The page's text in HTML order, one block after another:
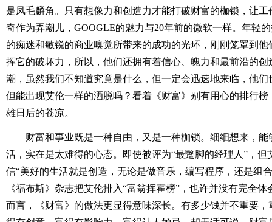
是凤毛麟角。只有想像力和创造力才能打破财富的枷锁，让
奇作为弄潮儿，GOOGLE的魅力与20年前的微软一样。年轻
的痴迷和敏锐的商业嗅觉所带来的成功的光环，刚刚笼罩到
挥它的破坏力，所以，他们还拥有着信心、魄力和最前沿的
潮，虽然我们不知道究竟是什么，但一定会迅速地来临，他
但能出现艾伦一样的洒脱吗？看着《财富》别有用心的排行
雄日后的苍凉。
财富和事业既是一种自由，又是一种枷锁。细细想来，
活，实在是太难得的心态。即使被评为“最蹩脚的经理人”，但
信“美好的生活就是创造，无论是做音乐，编写程序，还是组
《福布斯》杂志把艾伦排入“富翁挥霍榜”，也许并没有完全
而言，《财富》的做法更显得意味深长。有多少钱并不重要